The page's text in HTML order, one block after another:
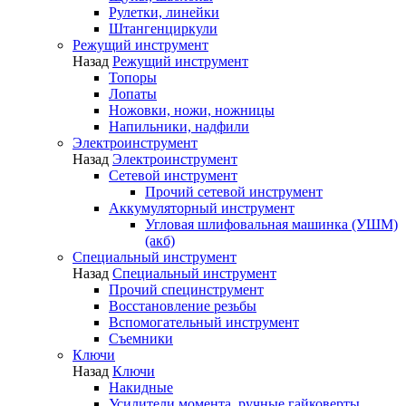
Рулетки, линейки
Штангенциркули
Режущий инструмент
Назад Режущий инструмент
Топоры
Лопаты
Ножовки, ножи, ножницы
Напильники, надфили
Электроинструмент
Назад Электроинструмент
Сетевой инструмент
Прочий сетевой инструмент
Аккумуляторный инструмент
Угловая шлифовальная машинка (УШМ)
(акб)
Специальный инструмент
Назад Специальный инструмент
Прочий специнструмент
Восстановление резьбы
Вспомогательный инструмент
Съемники
Ключи
Назад Ключи
Накидные